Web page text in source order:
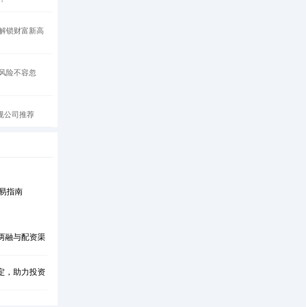
锁财富新高
险不容忽
公司推荐
指南
融与配资渠
，助力投资